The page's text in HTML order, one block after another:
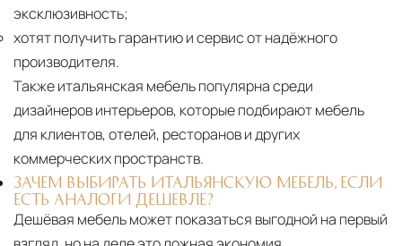
эксклюзивность;
хотят получить гарантию и сервис от надёжного
производителя.
Также итальянская мебель популярна среди
дизайнеров интерьеров, которые подбирают мебель
для клиентов, отелей, ресторанов и других
коммерческих пространств.
ЗАЧЕМ ВЫБИРАТЬ ИТАЛЬЯНСКУЮ МЕБЕЛЬ, ЕСЛИ
ЕСТЬ АНАЛОГИ ДЕШЕВЛЕ?
Дешёвая мебель может показаться выгодной на первый